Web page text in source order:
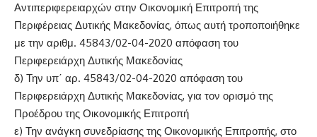
Αντιπεριφερειαρχών στην Οικονομική Επιτροπή της
Περιφέρειας Δυτικής Μακεδονίας, όπως αυτή τροποποιήθηκε
με την αριθμ. 45843/02-04-2020 απόφαση του
Περιφερειάρχη Δυτικής Μακεδονίας
δ) Την υπ΄ αρ. 45843/02-04-2020 απόφαση του
Περιφερειάρχη Δυτικής Μακεδονίας, για τον ορισμό της
Προέδρου της Οικονομικής Επιτροπή
ε) Την ανάγκη συνεδρίασης της Οικονομικής Επιτροπής, στο